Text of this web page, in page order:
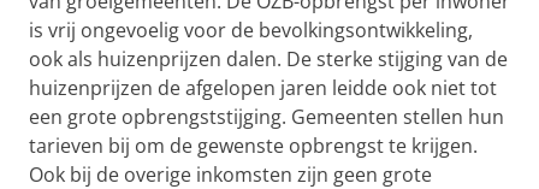
is vrij ongevoelig voor de bevolkingsontwikkeling,
ook als huizenprijzen dalen. De sterke stijging van de
huizenprijzen de afgelopen jaren leidde ook niet tot
een grote opbrengststijging. Gemeenten stellen hun
tarieven bij om de gewenste opbrengst te krijgen.
Ook bij de overige inkomsten zijn geen grote